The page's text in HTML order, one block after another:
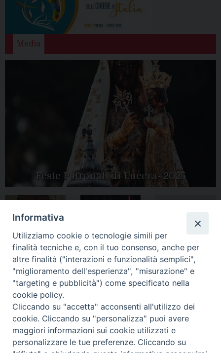
Media
Feste Patronali di Lucera- 2025
Apertura Anno
Giubilare 2025
Mariae in Diocesi
Tutte le gallery
CONTATTI:
LUCERA: Piazza Duomo, 13 - 71036 Lucera (FG) − tel.
0881/520882 - e-mail: info@diocesiluceratroia.it
Segreteria del
Vescovo: tel/fax 0881/522244 - e-mail:
vescovo@diocesiluceratroia.it
TROIA : Piazza Episcopio - 71029 Troia (FG) − tel. 0881/977051
Informativa
Utilizziamo cookie o tecnologie simili per
finalità tecniche e, con il tuo consenso, anche per
altre finalità ("interazioni e funzionalità semplici",
"miglioramento dell'esperienza", "misurazione" e
"targeting e pubblicità") come specificato nella
cookie policy.
Cliccando su "accetta" acconsenti all'utilizzo dei
cookie. Cliccando su "personalizza" puoi avere
maggiori informazioni sui cookie utilizzati e
personalizzare le tue preferenze. Cliccando su